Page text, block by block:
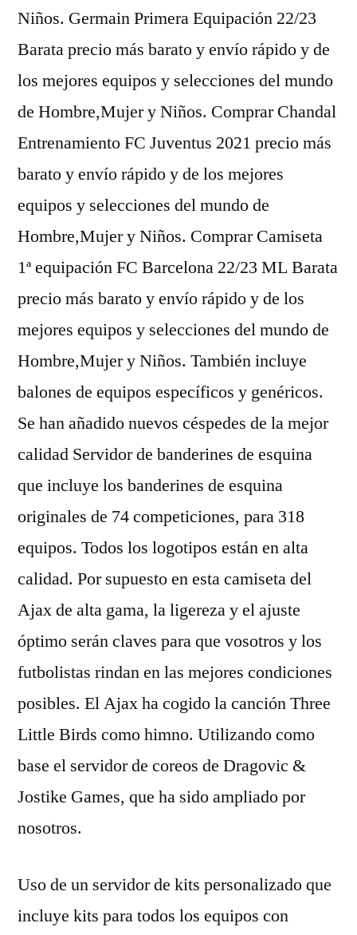
Niños. Germain Primera Equipación 22/23
Barata precio más barato y envío rápido y de
los mejores equipos y selecciones del mundo
de Hombre,Mujer y Niños. Comprar Chandal
Entrenamiento FC Juventus 2021 precio más
barato y envío rápido y de los mejores
equipos y selecciones del mundo de
Hombre,Mujer y Niños. Comprar Camiseta
1ª equipación FC Barcelona 22/23 ML Barata
precio más barato y envío rápido y de los
mejores equipos y selecciones del mundo de
Hombre,Mujer y Niños. También incluye
balones de equipos específicos y genéricos.
Se han añadido nuevos céspedes de la mejor
calidad Servidor de banderines de esquina
que incluye los banderines de esquina
originales de 74 competiciones, para 318
equipos. Todos los logotipos están en alta
calidad. Por supuesto en esta camiseta del
Ajax de alta gama, la ligereza y el ajuste
óptimo serán claves para que vosotros y los
futbolistas rindan en las mejores condiciones
posibles. El Ajax ha cogido la canción Three
Little Birds como himno. Utilizando como
base el servidor de coreos de Dragovic &
Jostike Games, que ha sido ampliado por
nosotros.
Uso de un servidor de kits personalizado que
incluye kits para todos los equipos con